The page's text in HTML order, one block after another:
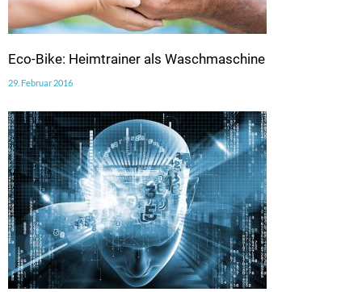
Eco-Bike: Heimtrainer als Waschmaschine
29. Februar 2016